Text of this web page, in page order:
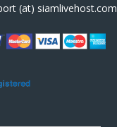
(at) siamlivehost.com